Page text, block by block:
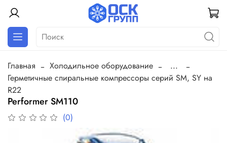
Главная Холодильное оборудование
...
Герметичные спиральные компрессоры серий SM, SY на
R22
Performer SM110
(0)